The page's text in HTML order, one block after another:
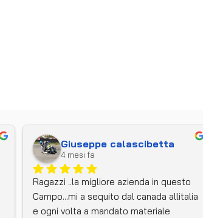
Giuseppe calascibetta
4 mesi fa
Ragazzi ..la migliore azienda in questo
Campo...mi a sequito dal canada allitalia
e ogni volta a mandato materiale